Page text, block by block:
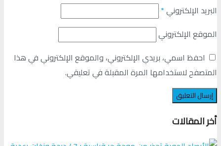
البريد الإلكتروني*
الموقع الإلكتروني
احفظ اسمي، بريدي الإلكتروني، والموقع الإلكتروني في هذا
المتصفح لاستخدامها المرة المقبلة في تعليقي.
أخر المقالات